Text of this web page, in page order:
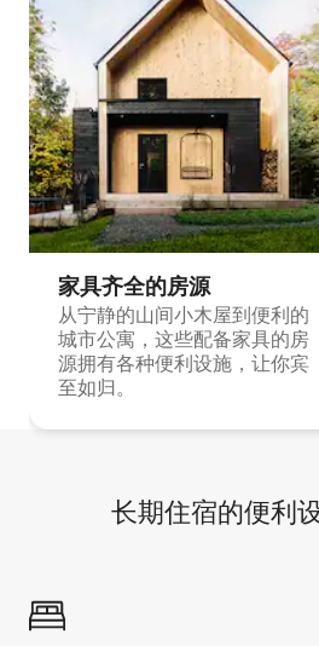
家具齐全的房源
从宁静的山间小木屋到便利的
城市公寓，这些配备家具的房
源拥有各种便利设施，让你宾
至如归。
长期住宿的便利